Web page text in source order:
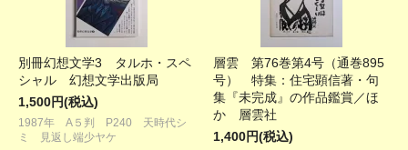
別冊幻想文学3 タルホ・スペ
シャル 幻想文学出版局
1,500円(税込)
1987年 A５判 P240 天時代シ
ミ 見返し端少ヤケ
層雲 第76巻第4号（通巻895
号） 特集：住宅顕信著・句
集『未完成』の作品鑑賞／ほ
か 層雲社
1,400円(税込)